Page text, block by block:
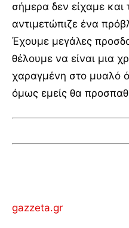
σήμερα δεν είχαμε
αντιμετώπιζε ένα
Έχουμε μεγάλες
θέλουμε να είναι μια
χαραγμένη στο μυαλό
όμως εμείς θα
gazzeta.gr